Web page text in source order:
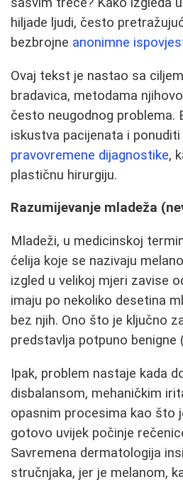
hiljade ljudi, često
bezbrojne anonimne
Ovaj tekst je nastao sa
bradavica, metodama
često neugodnog problema.
iskustva pacijenata i
pravovremene dijagnostike,
plastičnu hirurgiju.
Razumijevanje mladeža
Mladeži, u medicinskoj
ćelija koje se nazivaju
izgled u velikoj mjeri zavise
imaju po nekoliko desetina
bez njih. Ono što je ključno
predstavlja potpuno benigne
Ipak, problem nastaje kada
disbalansom, mehaničkim
opasnim procesima kao što
gotovo uvijek počinje
Savremena dermatologija
stručnjaka, jer je melanom,